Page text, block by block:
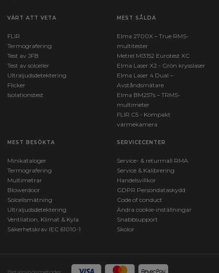
VÄRT ATT VETA
FLIR
Termografering
Test av JFB
Test av solceller
Ultraljudsdetektering
Flicker
Isolationstest
MEST SÅLDA
Elma 2700X – True RMS-
multitester
Metrel MI3152 Eurotest XC
Elma Laser X2 - Grön krysslaser
Elma Laser 4 Dual –
Avståndsmätare
Elma BM257s – TRMS-
multimeter
FLIR C5 - Kompakt
värmekamera
MEST BESÖKTA
Minikataloger
Termografering
Multimetrar
Blowerdoor
Solcellsmätning
Ultraljudsdetektering
Ventilation, Klimat & Kyla
Säkerhetskrav IEC 61010-1
SERVICECENTER
Service- & returmall RMA
Service & Kalibrering
Handelsvillkor
GDPR Persondataskydd
Code of conduct
Ändra cookie-inställningar
Snabbsupport
Skolor
Betalningsmetoder